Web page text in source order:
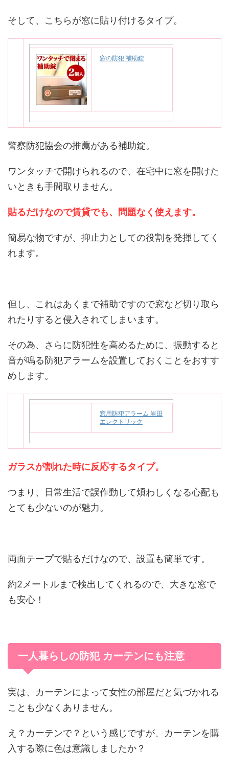
そして、こちらが窓に貼り付けるタイプ。
窓の防犯 補助錠
警察防犯協会の推薦がある補助錠。
ワンタッチで開けられるので、在宅中に窓を開けた
いときも手間取りません。
貼るだけなので賃貸でも、問題なく使えます。
簡易な物ですが、抑止力としての役割を発揮してく
れます。
但し、これはあくまで補助ですので窓など切り取ら
れたりすると侵入されてしまいます。
その為、さらに防犯性を高めるために、振動すると
音が鳴る防犯アラームを設置しておくことをおすす
めします。
窓用防犯アラーム 岩田
エレクトリック
ガラスが割れた時に反応するタイプ。
つまり、日常生活で誤作動して煩わしくなる心配も
とても少ないのが魅力。
両面テープで貼るだけなので、設置も簡単です。
約2メートルまで検出してくれるので、大きな窓で
も安心！
一人暮らしの防犯 カーテンにも注意
実は、カーテンによって女性の部屋だと気づかれる
ことも少なくありません。
え？カーテンで？という感じですが、カーテンを購
入する際に色は意識しましたか？